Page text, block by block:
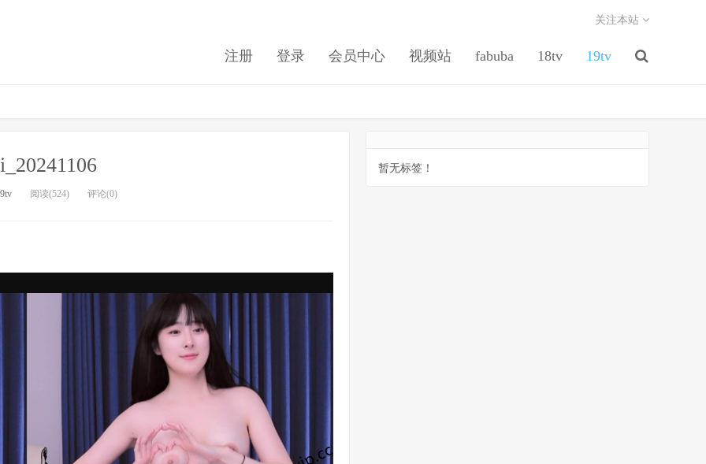
注册 登录 会员中心 视频站 fabuba 18tv 19tv
关注本站
阅读(524) 评论(0)
暂无标签！